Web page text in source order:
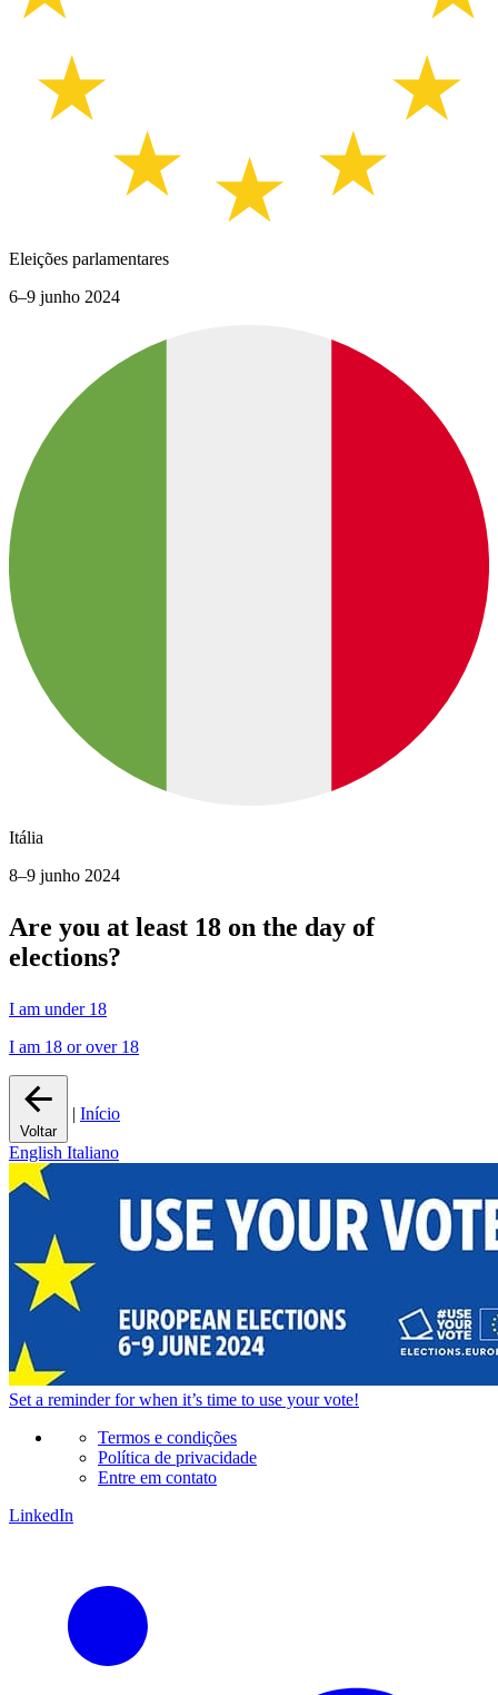
Eleições parlamentares
6–9 junho 2024
Itália
8–9 junho 2024
Are you at least 18 on the day of
elections?
I am under 18
I am 18 or over 18
Voltar
| Início
English Italiano
Set a reminderfor when it’s time to use your vote!
Termos e condições
Política de privacidade
Entre em contato
LinkedIn